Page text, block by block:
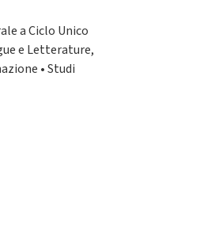
a Ciclo Unico
e Letterature,
• Studi